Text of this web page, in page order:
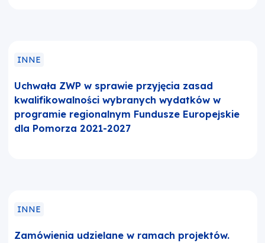
INNE
Uchwała ZWP w sprawie przyjęcia zasad
kwalifikowalności wybranych wydatków w
programie regionalnym Fundusze Europejskie
dla Pomorza 2021-2027
INNE
Zamówienia udzielane w ramach projektów.